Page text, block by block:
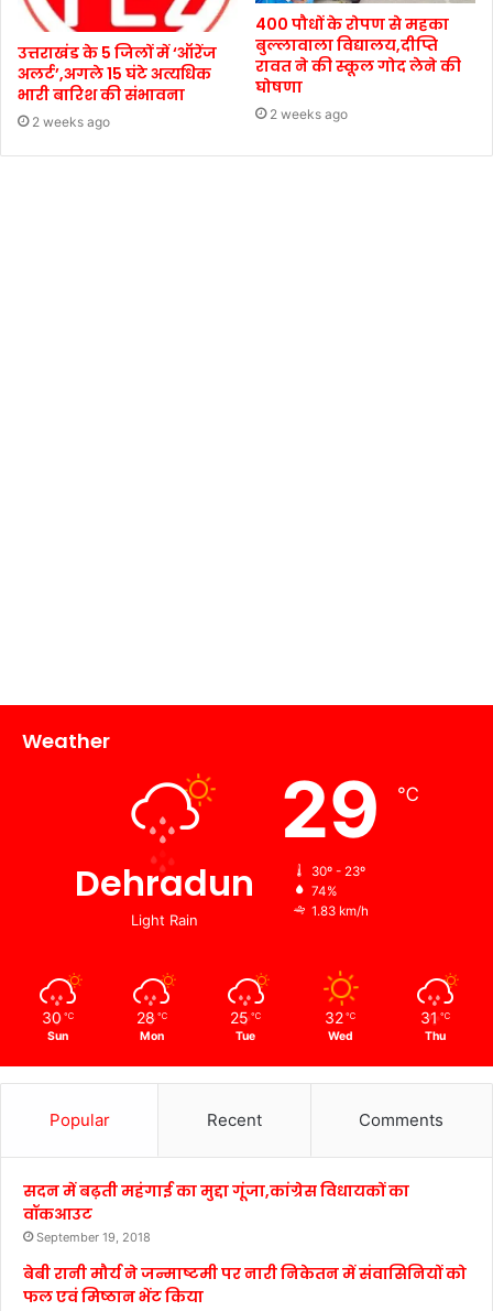
उत्तराखंड के 5 जिलों में ‘ऑरेंज
अलर्ट’,अगले 15 घंटे अत्यधिक
भारी बारिश की संभावना
2 weeks ago
400 पौधों के रोपण से महका
बुल्लावाला विद्यालय,दीप्ति
रावत ने की स्कूल गोद लेने की
घोषणा
2 weeks ago
Weather
Dehradun
Light Rain
29 ℃
30º - 23º
74%
1.83 km/h
30 ℃
Sun
28 ℃
Mon
25 ℃
Tue
32 ℃
Wed
31 ℃
Thu
Popular Recent Comments
सदन में बढ़ती महंगाई का मुद्दा गूंजा,कांग्रेस विधायकों का
वॉकआउट
September 19, 2018
बेबी रानी मौर्य ने जन्माष्टमी पर नारी निकेतन में संवासिनियों को
फल एवं मिष्ठान भेंट किया